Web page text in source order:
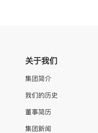
关于我们
集团简介
我们的历史
董事简历
集团新闻